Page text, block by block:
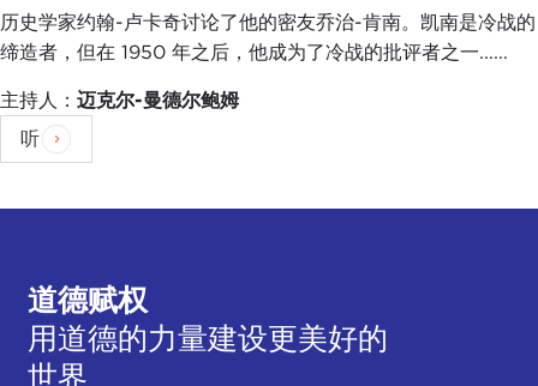
历史学家约翰-卢卡奇讨论了他的密友乔治-肯南。凯南是冷战的
缔造者，但在 1950 年之后，他成为了冷战的批评者之一......
主持人： 迈克尔-曼德尔鲍姆
听
道德赋权
用道德的力量建设更美好的
世界